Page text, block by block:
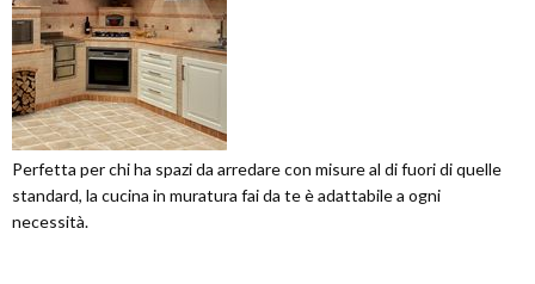
Perfetta per chi ha spazi da arredare con misure al di fuori di quelle
standard, la cucina in muratura fai da te è adattabile a ogni
necessità.